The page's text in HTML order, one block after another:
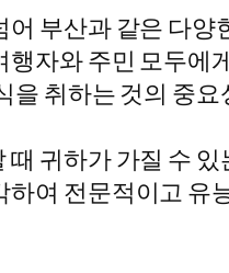
부산과 같은 다
자와 주민 모두에
을 취하는 것의 중
귀하가 가질 수
여 전문적이고 유